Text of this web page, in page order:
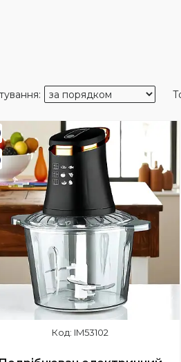
–20%
Залишилось 14 днів
IM53102